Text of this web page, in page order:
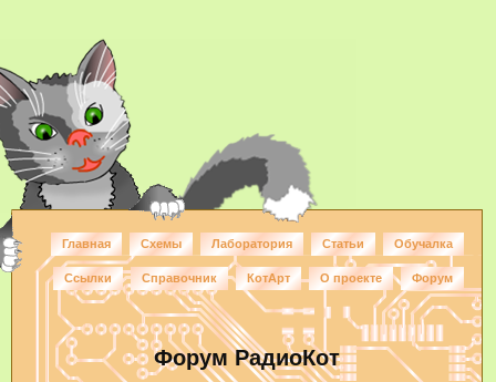
Главная Схемы Лаборатория Статьи Обучалка
Ссылки Справочник КотАрт О проекте Форум
Форум РадиоКот